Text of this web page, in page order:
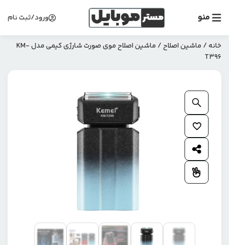
منو ورود/ثبت نام
خانه/ ماشین اصلاح
/ ماشین اصلاح موی صورت شارژی کیمی مدل KM-
T396
بزرگنمایی محصول
افزودن به علاقمندی ها
اشتراک گذاری محصول